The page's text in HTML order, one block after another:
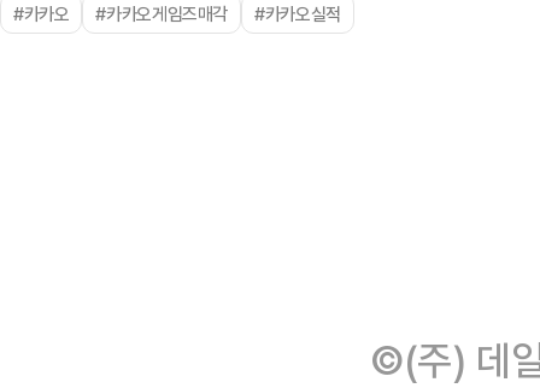
#카카오 #카카오게임즈매각 #카카오실적
©(주) 데